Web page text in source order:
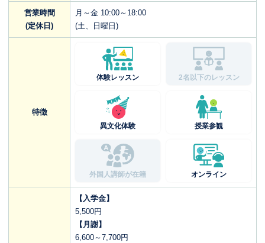
営業時間
(定休日)
月～金 10:00～18:00
(土、日曜日)
特徴
体験レッスン 2名以下のレッスン
異文化体験 授業参観
外国人講師が在籍 オンライン
【入学金】
5,500円
【月謝】
6,600～7,700円